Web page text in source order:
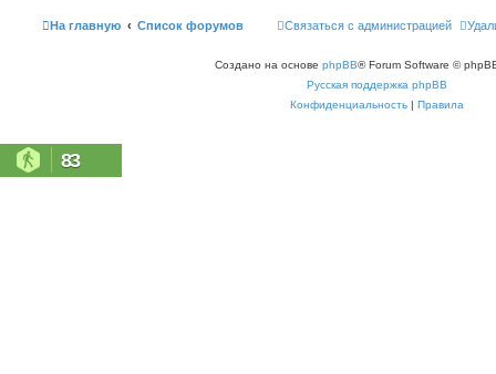
е
На главную Список форумов Связаться с администрацией
Создано на основе phpBB® Forum Software ©
Русская поддержка phpBB
Конфиденциальность | Правила
83